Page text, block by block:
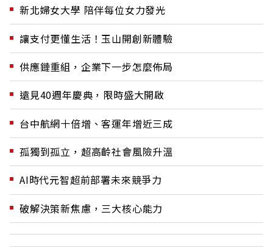
新北婦女大學 陪伴每位女力發光
讓支付更懂生活！玉山開創新體驗
供應鏈重組，企業下一步怎麼佈局
遠見40週年慶典，限時盛大開啟
台中航網十倍增、客運年增近三成
孤獨到孤立，超高齡社會風險升溫
AI時代元智超前部署未來競爭力
破解決策新焦慮，三大核心能力